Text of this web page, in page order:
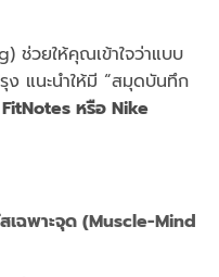
ช่วยให้คุณเข้าใจว่าแบบ
ง แนะนำให้มี “สมุดบันทึก
หรือ Nike
เฉพาะจุด (Muscle-Mind